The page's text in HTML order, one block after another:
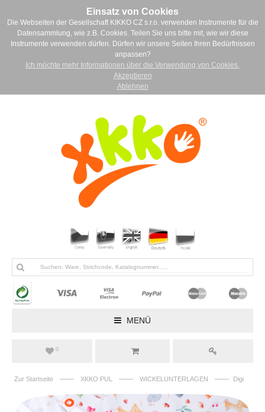
Einsatz von Cookies
Die Webseiten der Gesellschaft KIKKO CZ s.r.o. verwenden Instrumente für die
Datensammlung, wie z.B. Cookies. Teilen Sie uns bitte mit, wie wir diese
Instrumente verwenden dürfen. Dürfen wir unsere Seiten Ihren Bedürfnissen
anpassen?
Ich möchte mehr Informationen über die Verwendung von Cookies.
Akzeptieren
Ablehnen
MENÜ
0
Zur Startseite —— XKKO PUL —— WICKELUNTERLAGEN —— Digi